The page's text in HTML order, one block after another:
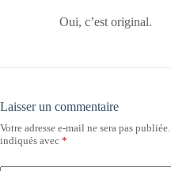
Oui, c’est original.
Laisser un commentaire
Votre adresse e-mail ne sera pas publiée.
indiqués avec *